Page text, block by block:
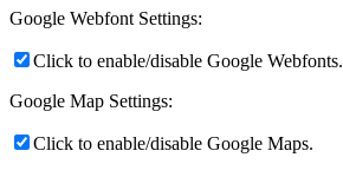
Google Webfont Settings:
Click to enable/disable Google Webfonts.
Google Map Settings:
Click to enable/disable Google Maps.